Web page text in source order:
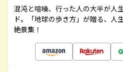
混沌と喧噪、行った人の大半が人
ド。「地球の歩き方」が贈る、人
絶景集！